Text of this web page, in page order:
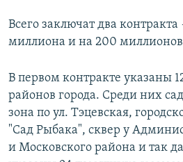
Всего заключат два
миллиона и на 200 миллионов
В первом контракте указаны
районов города. Среди них
зона по ул. Тэцевская,
"Сад Рыбака", сквер у
и Московского района и так